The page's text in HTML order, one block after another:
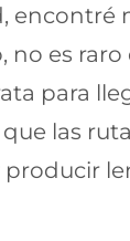
encontré
es raro
para
las
producir